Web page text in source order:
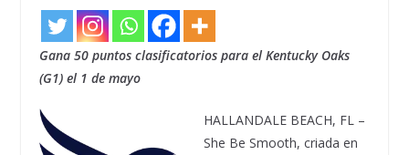
Gana 50 puntos clasificatorios para el Kentucky Oaks
(G1) el 1 de mayo
HALLANDALE BEACH, FL –
She Be Smooth, criada en